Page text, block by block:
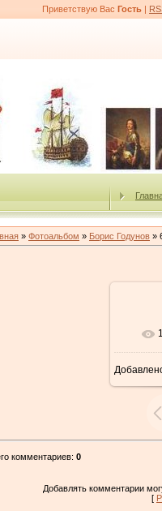
Приветствую Вас Гость |
» Фотоальбом » Борис Годунов »
комментариев: 0
Добавлять комментарии
[